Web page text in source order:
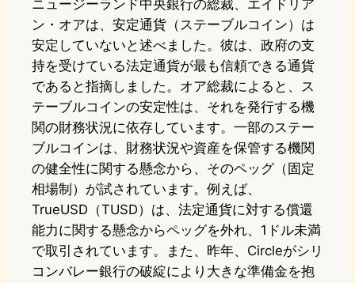
d
o
n
k
y
o
k
a
ニュージーランド中央銀行の総裁、エイドリア
ン・オアは、安定通貨（ステーブルコイン）は
安定していないと述べました。彼は、政府の支
持を受けている法定通貨が最も信頼できる通貨
であると指摘しました。オア総裁によると、ス
テーブルコインの安定性は、それを発行する機
関の財務状況に依存しています。一部のステー
ブルコインは、財務状況や資産を保管する機関
の健全性に関する懸念から、そのペッグ（固定
相場制）が試されています。例えば、
TrueUSD（TUSD）は、法定通貨に対する償還
能力に関する懸念からペッグを外れ、1ドル未満
で取引されています。また、昨年、Circleがシリ
コンバレー銀行の破綻により大きな準備金を抱